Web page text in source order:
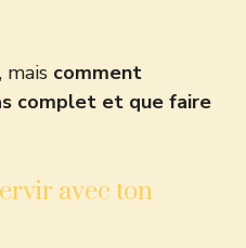
comment
complet et que faire
avec ton